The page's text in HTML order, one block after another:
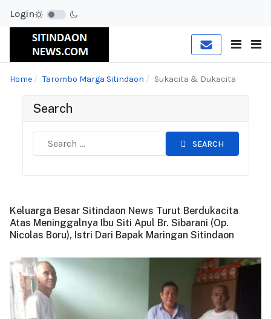
Login
Home Tarombo Marga Sitindaon Sukacita & Dukacita
Search
SEARCH
Keluarga Besar Sitindaon News Turut Berdukacita
Atas Meninggalnya Ibu Siti Apul Br. Sibarani (Op.
Nicolas Boru), Istri Dari Bapak Maringan Sitindaon